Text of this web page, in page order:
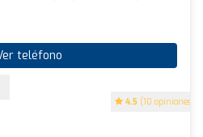
4.5 (10 opiniones)
teléfono